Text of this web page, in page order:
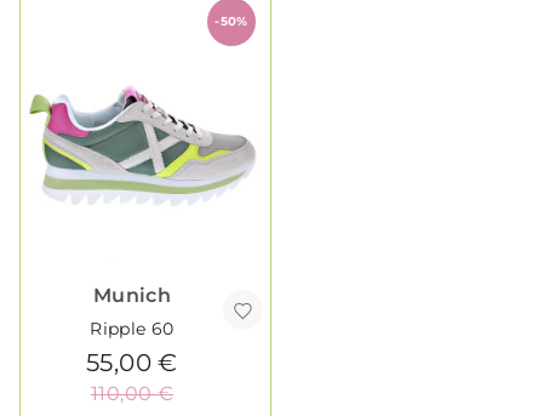
-50%
Munich
Ripple 60
55,00 €
110,00 €